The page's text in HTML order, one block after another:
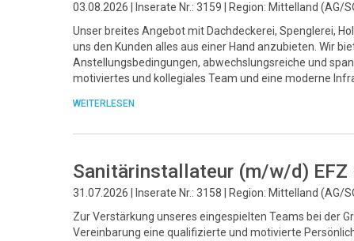
03.08.2026 | Inserate Nr.: 3159 | Region: Mittelland (AG/
Unser breites Angebot mit Dachdeckerei, Spenglerei,
uns den Kunden alles aus einer Hand anzubieten. Wir
Anstellungsbedingungen, abwechslungsreiche und
motiviertes und kollegiales Team und eine moderne
WEITERLESEN
Sanitärinstallateur (m/w/d) EFZ
31.07.2026 | Inserate Nr.: 3158 | Region: Mittelland (AG/
Zur Verstärkung unseres eingespielten Teams bei der
Vereinbarung eine qualifizierte und motivierte